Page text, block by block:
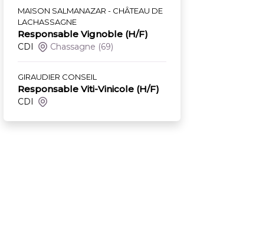
MAISON SALMANAZAR - CHÂTEAU DE
LACHASSAGNE
Responsable Vignoble (H/F)
CDI Chassagne (69)
GIRAUDIER CONSEIL
Responsable Viti-Vinicole (H/F)
CDI